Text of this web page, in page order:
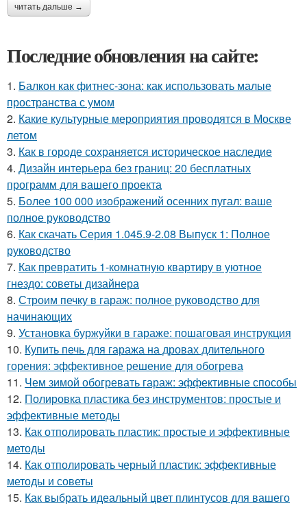
читать дальше →
Последние обновления на сайте:
1. Балкон как фитнес-зона: как использовать малые
пространства с умом
2. Какие культурные мероприятия проводятся в Москве
летом
3. Как в городе сохраняется историческое наследие
4. Дизайн интерьера без границ: 20 бесплатных
программ для вашего проекта
5. Более 100 000 изображений осенних пугал: ваше
полное руководство
6. Как скачать Серия 1.045.9-2.08 Выпуск 1: Полное
руководство
7. Как превратить 1-комнатную квартиру в уютное
гнездо: советы дизайнера
8. Строим печку в гараж: полное руководство для
начинающих
9. Установка буржуйки в гараже: пошаговая инструкция
10. Купить печь для гаража на дровах длительного
горения: эффективное решение для обогрева
11. Чем зимой обогревать гараж: эффективные способы
12. Полировка пластика без инструментов: простые и
эффективные методы
13. Как отполировать пластик: простые и эффективные
методы
14. Как отполировать черный пластик: эффективные
методы и советы
15. Как выбрать идеальный цвет плинтусов для вашего